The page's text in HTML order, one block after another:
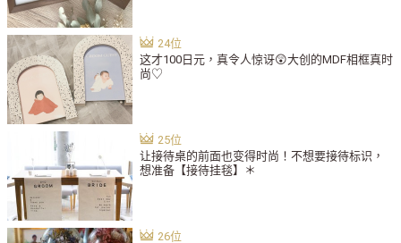
这才100日元，真令人惊讶😲大创的MDF相框真时
尚♡
让接待桌的前面也变得时尚！不想要接待标识，
想准备【接待挂毯】＊